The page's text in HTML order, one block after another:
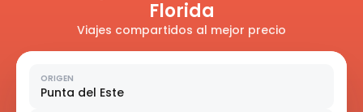
Florida
Viajes compartidos al mejor precio
ORIGEN
Punta del Este